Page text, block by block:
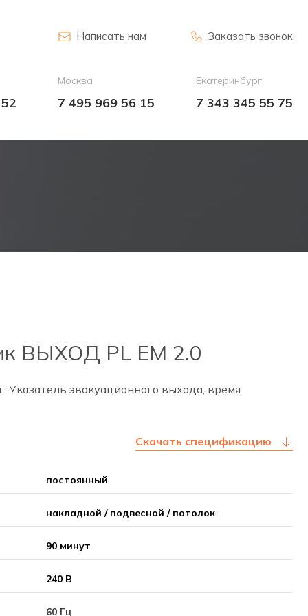
Написать нам Заказать звонок
Москва
7 495 969 56 15
Екатеринбург
7 343 345 55 75
ВЫХОД PL EM 2.0
эвакуационного выхода, время
Скачать спецификацию
постоянный
накладной / подвесной / потолок
90 минут
240 В
60 Гц